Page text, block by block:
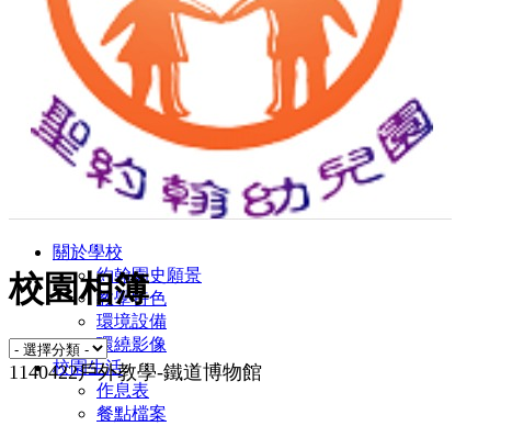
關於學校
約翰園史願景
教學特色
環境設備
環繞影像
校園生活
作息表
餐點檔案
校園相簿
1140422戶外教學-鐵道博物館